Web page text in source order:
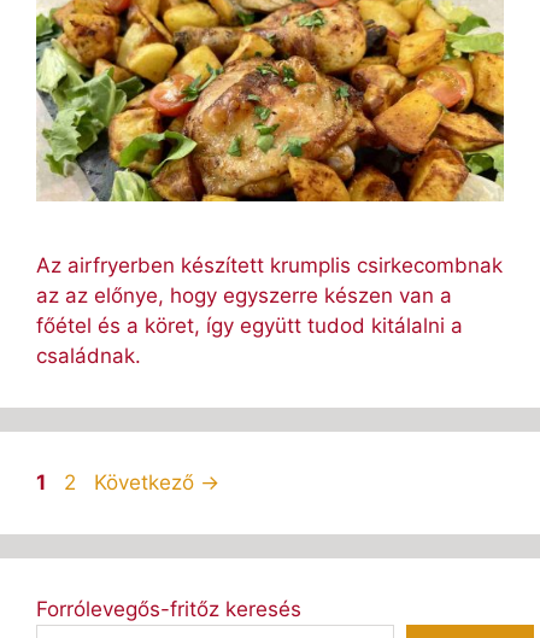
Az airfryerben készített krumplis csirkecombnak
az az előnye, hogy egyszerre készen van a
főétel és a köret, így együtt tudod kitálalni a
családnak.
Oldal
1 Oldal
2 Következő →
Forrólevegős-fritőz keresés